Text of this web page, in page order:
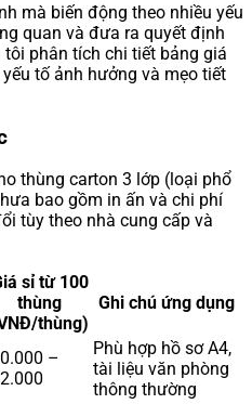
mà biến động theo nhiều yếu
quan và đưa ra quyết định
phân tích chi tiết bảng giá
tố ảnh hưởng và mẹo tiết
thùng carton 3 lớp (loại phổ
bao gồm in ấn và chi phí
tùy theo nhà cung cấp và
sỉ từ 100
thùng
thùng)
Ghi chú ứng dụng
–
Phù hợp hồ sơ A4,
tài liệu văn phòng
thông thường